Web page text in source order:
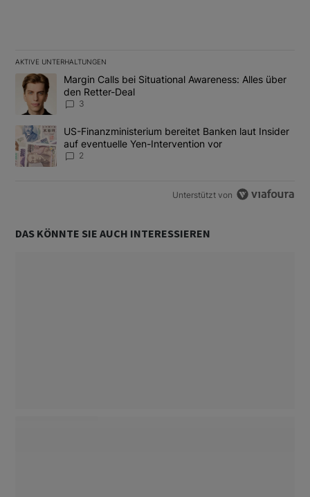
AKTIVE UNTERHALTUNGEN
Das Folgende ist eine Liste der am meisten kommentierten
Ein Trendartikel mit dem Titel "Margin Calls bei Situational
Margin Calls bei Situational Awareness: Alles über
den Retter-Deal
3
Ein Trendartikel mit dem Titel "US-Finanzministerium bereitet
US-Finanzministerium bereitet Banken laut Insider
auf eventuelle Yen-Intervention vor
2
Unterstützt von
DAS KÖNNTE SIE AUCH INTERESSIEREN